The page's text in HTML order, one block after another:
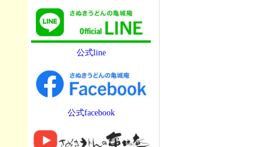
公式line
公式facebook